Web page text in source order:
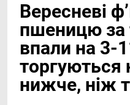
Вересневі
пшеницю
впали на 3-
торгуються
нижче, ніж